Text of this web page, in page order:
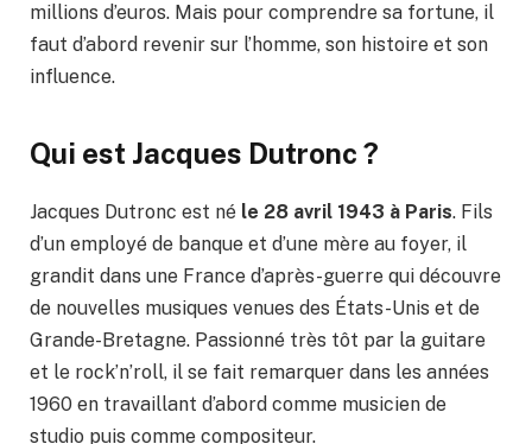
millions d’euros. Mais pour comprendre sa fortune, il
faut d’abord revenir sur l’homme, son histoire et son
influence.
Qui est Jacques Dutronc ?
Jacques Dutronc est né le 28 avril 1943 à Paris. Fils
d’un employé de banque et d’une mère au foyer, il
grandit dans une France d’après-guerre qui découvre
de nouvelles musiques venues des États-Unis et de
Grande-Bretagne. Passionné très tôt par la guitare
et le rock’n’roll, il se fait remarquer dans les années
1960 en travaillant d’abord comme musicien de
studio puis comme compositeur.